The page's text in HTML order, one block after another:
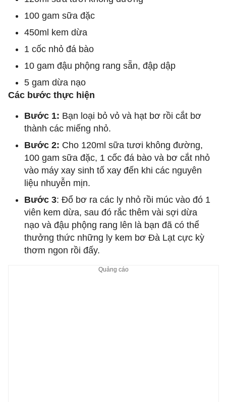
100 gam sữa đặc
450ml kem dừa
1 cốc nhỏ đá bào
10 gam đậu phộng rang sẵn, đập dập
5 gam dừa nạo
Các bước thực hiện
Bước 1: Bạn loại bỏ vỏ và hạt bơ rồi cắt bơ
thành các miếng nhỏ.
Bước 2: Cho 120ml sữa tươi không đường,
100 gam sữa đặc, 1 cốc đá bào và bơ cắt nhỏ
vào máy xay sinh tố xay đến khi các nguyên
liệu nhuyễn mịn.
Bước 3: Đổ bơ ra các ly nhỏ rồi múc vào đó 1
viên kem dừa, sau đó rắc thêm vài sợi dừa
nạo và đậu phộng rang lên là bạn đã có thể
thưởng thức những ly kem bơ Đà Lạt cực kỳ
thơm ngon rồi đấy.